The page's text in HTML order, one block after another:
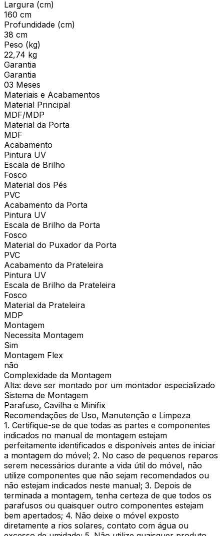
Largura (cm)
160 cm
Profundidade (cm)
38 cm
Peso (kg)
22,74 kg
Garantia
Garantia
03 Meses
Materiais e Acabamentos
Material Principal
MDF/MDP
Material da Porta
MDF
Acabamento
Pintura UV
Escala de Brilho
Fosco
Material dos Pés
PVC
Acabamento da Porta
Pintura UV
Escala de Brilho da Porta
Fosco
Material do Puxador da Porta
PVC
Acabamento da Prateleira
Pintura UV
Escala de Brilho da Prateleira
Fosco
Material da Prateleira
MDP
Montagem
Necessita Montagem
Sim
Montagem Flex
não
Complexidade da Montagem
Alta: deve ser montado por um montador especializado
Sistema de Montagem
Parafuso, Cavilha e Minifix
Recomendações de Uso, Manutenção e Limpeza
1. Certifique-se de que todas as partes e componentes
indicados no manual de montagem estejam
perfeitamente identificados e disponíveis antes de iniciar
a montagem do móvel; 2. No caso de pequenos reparos
serem necessários durante a vida útil do móvel, não
utilize componentes que não sejam recomendados ou
não estejam indicados neste manual; 3. Depois de
terminada a montagem, tenha certeza de que todos os
parafusos ou quaisquer outro componentes estejam
bem apertados; 4. Não deixe o móvel exposto
diretamente a rios solares, contato com água ou